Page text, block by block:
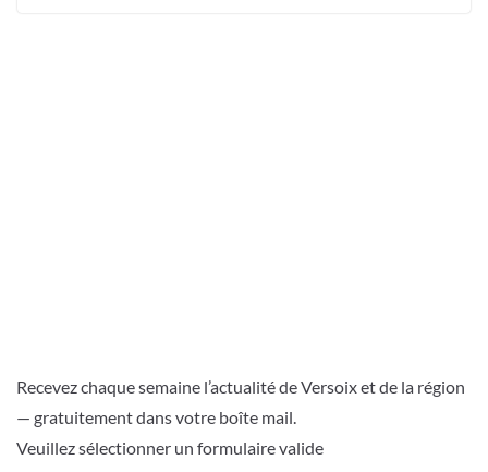
Recevez chaque semaine l’actualité de Versoix et de la région
— gratuitement dans votre boîte mail.
Veuillez sélectionner un formulaire valide